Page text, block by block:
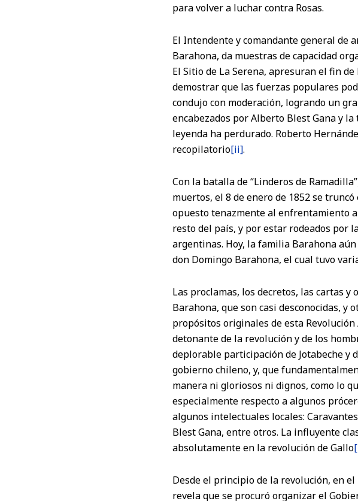
para volver a luchar contra Rosas.
El Intendente y comandante general de
Barahona, da muestras de capacidad
El Sitio de La Serena, apresuran el fin
demostrar que las fuerzas populares
condujo con moderación, logrando un
encabezados por Alberto Blest Gana y
leyenda ha perdurado. Roberto
recopilatorio[ii].
Con la batalla de “Linderos de
muertos, el 8 de enero de 1852 se
opuesto tenazmente al enfrentamiento
resto del país, y por estar rodeados por
argentinas. Hoy, la familia Barahona
don Domingo Barahona, el cual tuvo
Las proclamas, los decretos, las cartas
Barahona, que son casi desconocidas, y
propósitos originales de esta
detonante de la revolución y de los
deplorable participación de Jotabeche y
gobierno chileno, y, que
manera ni gloriosos ni dignos, como lo
especialmente respecto a algunos
algunos intelectuales locales:
Blest Gana, entre otros. La influyente
absolutamente en la revolución de Gallo
Desde el principio de la revolución, en el
revela que se procuró organizar el